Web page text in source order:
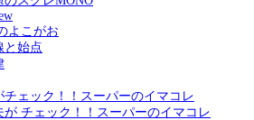
よこがお
と始点
チェック！！スーパーのイマコレ
が チェック！！スーパーのイマコレ